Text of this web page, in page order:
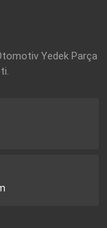
Yedek Parça